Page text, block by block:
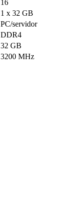
16
1 x 32 GB
PC/servidor
DDR4
32 GB
3200 MHz